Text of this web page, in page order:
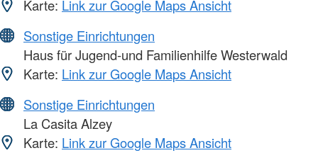
Karte: Link zur Google Maps Ansicht
Sonstige Einrichtungen
Haus für Jugend-und Familienhilfe Westerwald
Karte: Link zur Google Maps Ansicht
Sonstige Einrichtungen
La Casita Alzey
Karte: Link zur Google Maps Ansicht